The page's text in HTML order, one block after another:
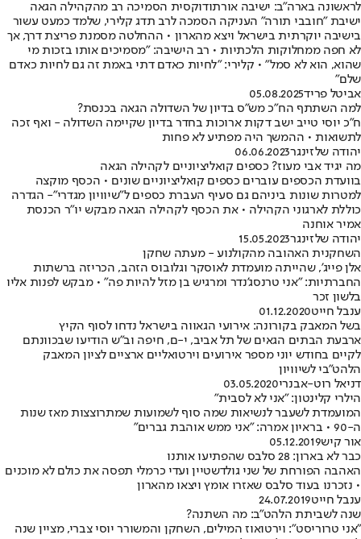
לראשונה בארה"ב: ישיבה אורתודוקסית הסמיכה רב מהקהילה הגאה
ישיבת "חובבי תורה" העניקה הסמכה לרב תדג קלירי, שלמד כמעט עשור
בישיבה יוקרתית בישראל ויצא מהארון • ההחלטה מסמנת פריצת דרך, אך
לא חפה ממחלוקות הלכתיות • רב הישיבה: "מסמיכים אותו בזכות מי
שהוא, הוא לא סמל" • קלירי: "לחיות כאדם דתי באמת זה גם לחיות כאדם
שלם"
אביטל פריד05.08.2025
למה השתתף הח"כ מש"ס בדיון של השדולה הגאה בכנסת?
ח"כ יוסי טייב ישב דקות ארוכות בחדר בדיון שקיימה השדולה - ואף זכה
לתשואות • ההמשך היה מפתיע לא פחות
יהודה שלזינגר06.06.2023
מה יגיד אבי מעוז? כספים קואליציוניים לקהילה הגאה
בוועדת הכספים עוברים כספים קואליציוניים שונים • הכסף מוקצה
למטרות שונות ביניהם גם סעיף העברת כספים ל"שיוויון מגדרי"- הגדרה
כוללת לארגוני הקהילה • את הכסף לקהילה הגאה מבקש יו"ר הכנסת
אמיר אוחנה
יהודה שלזינגר15.05.2023
השחקנית האהובה מהקולנוע - מעתה שחקן
אלן פייג', שהייתה מועמדת לאוסקר וגלובוס הזהב, הכריזה ברשתות
החברתיות: "אני טרנסג'נדר ומרגיש בן מזל להיות פה" • מבקש לפנות אליו
בלשון זכר
ענבל חייט01.12.2020
בשל המאבק בקורונה: אירועי הגאווה בישראל נדחו לסוף הקיץ
ארבעת הבתים הגאים של תל אביב, י-ם, חיפה וב"ש הודיעו שבכוונתם
לקיים בחודש יוני מספר אירועים וירטואליים ארציים לציון המאבק
הלהט״בי לשיוויון
דניאל רוט-אבנרי03.05.2020
הילרי קלינטון: "אני לא לסבית"
המועמדת לשעבר לנשיאות שמה סוף לשמועות שמתרוצצות מאז שנות
ה-90 • בראיון אמרה: "אני ממש אוהבת גברים"
אור קיש05.12.2019
כבר לא בארון: 28 סלבס שהפתיעו אותנו
האהבה הפורחת של שני גולדשטיין ועדי כרמלי תפסה את כולם לא מוכנים
• נזכרנו בעוד סלבס שאזרו אומץ ויצאו מהארון
ענבל חייט24.07.2019
שנה לשביתת הלהט"ב: מה השתנה?
"אני טרוריסט": וירטואוז המילים, השחקן והמשורר יוסי צברי, מציין שנה